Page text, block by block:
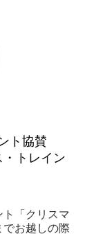
ト協賛
トレイン
ト「クリスマ
お越しの際